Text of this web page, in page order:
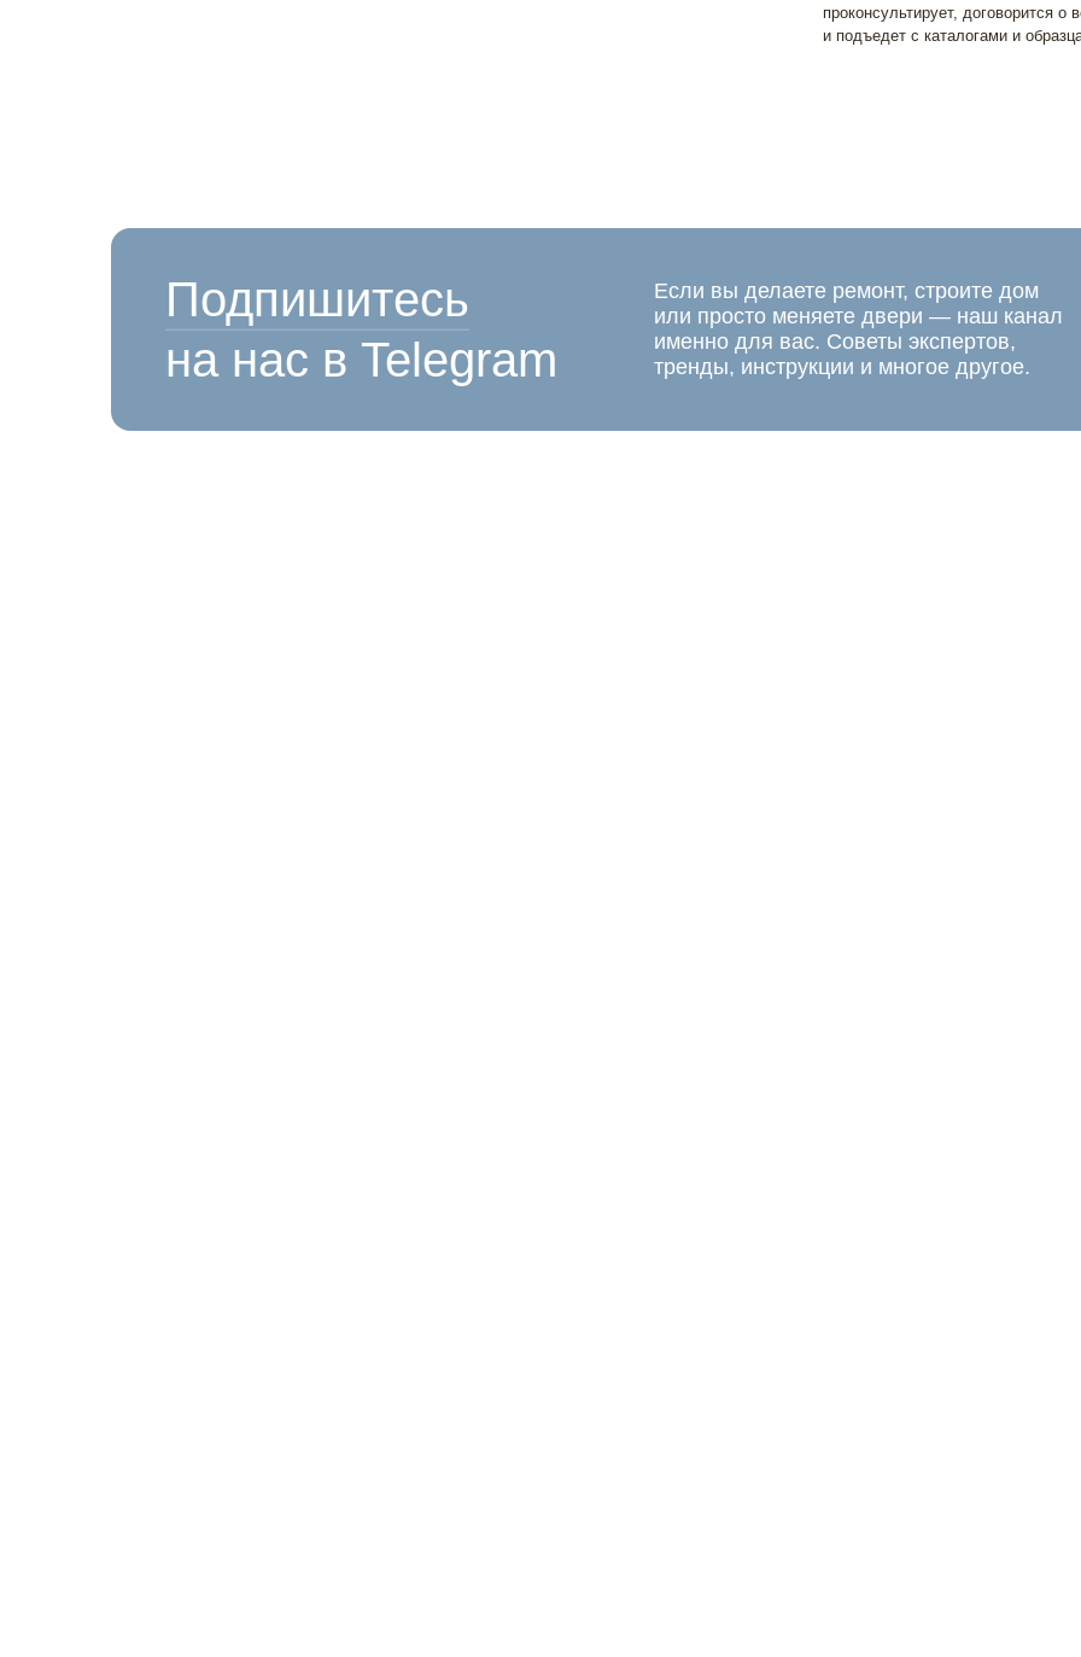
проконсультирует, договорится о
и подъедет с каталогами и
Подпишитесь
на нас в Telegram
Если вы делаете ремонт, строите дом
или просто меняете двери — наш канал
именно для вас. Советы экспертов,
тренды, инструкции и многое другое.